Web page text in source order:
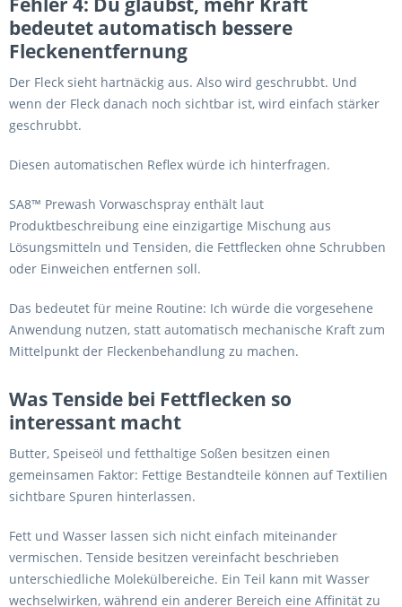
bedeutet automatisch bessere
Fleckenentfernung
Der Fleck sieht hartnäckig aus. Also wird geschrubbt. Und
wenn der Fleck danach noch sichtbar ist, wird einfach stärker
geschrubbt.
Diesen automatischen Reflex würde ich hinterfragen.
SA8™ Prewash Vorwaschspray enthält laut
Produktbeschreibung eine einzigartige Mischung aus
Lösungsmitteln und Tensiden, die Fettflecken ohne Schrubben
oder Einweichen entfernen soll.
Das bedeutet für meine Routine: Ich würde die vorgesehene
Anwendung nutzen, statt automatisch mechanische Kraft zum
Mittelpunkt der Fleckenbehandlung zu machen.
Was Tenside bei Fettflecken so
interessant macht
Butter, Speiseöl und fetthaltige Soßen besitzen einen
gemeinsamen Faktor: Fettige Bestandteile können auf Textilien
sichtbare Spuren hinterlassen.
Fett und Wasser lassen sich nicht einfach miteinander
vermischen. Tenside besitzen vereinfacht beschrieben
unterschiedliche Molekülbereiche. Ein Teil kann mit Wasser
wechselwirken, während ein anderer Bereich eine Affinität zu